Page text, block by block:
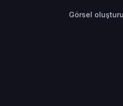
Görsel